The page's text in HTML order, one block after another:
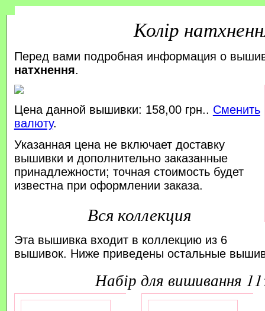
Колір
Перед вами подробная информация о
натхнення.
Цена данной вышивки: 158,00 грн.. Сменить
валюту.
Указанная цена не включает доставку
вышивки и дополнительно заказанные
принадлежности; точная стоимость будет
известна при оформлении заказа.
Вся коллекция
Эта вышивка входит в коллекцию из 6
вышивок. Ниже приведены остальные
набір для вишивання